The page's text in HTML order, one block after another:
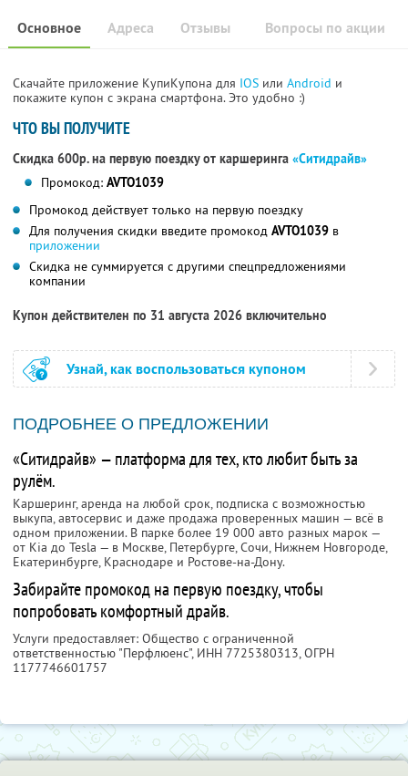
Основное Отзывы Вопросы по акции
Адреса
Скачайте приложение КупиКупона для IOS или Android и
покажите купон с экрана смартфона. Это удобно :)
ЧТО ВЫ ПОЛУЧИТЕ
Скидка 600р. на первую поездку от каршеринга «Ситидрайв»
Промокод: AVTO1039
Промокод действует только на первую поездку
Для получения скидки введите промокод AVTO1039 в
приложении
Скидка не суммируется с другими спецпредложениями
компании
Купон действителен по 31 августа 2026 включительно
Узнай, как воспользоваться купоном
ПОДРОБНЕЕ О ПРЕДЛОЖЕНИИ
«Ситидрайв» — платформа для тех, кто любит быть за
рулём.
Каршеринг, аренда на любой срок, подписка с возможностью
выкупа, автосервис и даже продажа проверенных машин — всё в
одном приложении. В парке более 19 000 авто разных марок —
от Kia до Tesla — в Москве, Петербурге, Сочи, Нижнем Новгороде,
Екатеринбурге, Краснодаре и Ростове-на-Дону.
Забирайте промокод на первую поездку, чтобы
попробовать комфортный драйв.
Услуги предоставляет: Общество с ограниченной
ответственностью "Перфлюенс", ИНН 7725380313, ОГРН
1177746601757